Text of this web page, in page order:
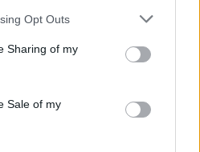
Opt Outs
Sharing of my
Sale of my
apie vasarą, kuri, kaip
šiemet taip ir neatėjo,
apie ką gi daugiau